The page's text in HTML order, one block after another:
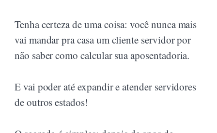
Tenha certeza de uma coisa: você nunca mais
vai mandar pra casa um cliente servidor por
não saber como calcular sua aposentadoria.
E vai poder até expandir e atender servidores
de outros estados!